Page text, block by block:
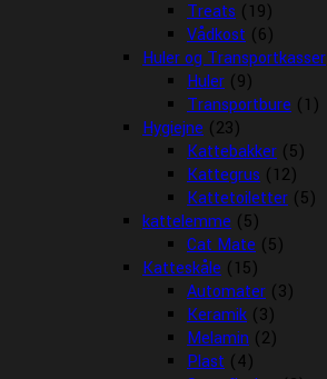
Treats (19)
Vådkost (6)
Huler og Transportkasser
Huler (9)
Transportbure (1)
Hygiejne (23)
Kattebakker (5)
Kattegrus (12)
Kattetoiletter (5)
kattelemme (5)
Cat Mate (5)
Katteskåle (15)
Automater (3)
Keramik (3)
Melamin (2)
Plast (4)